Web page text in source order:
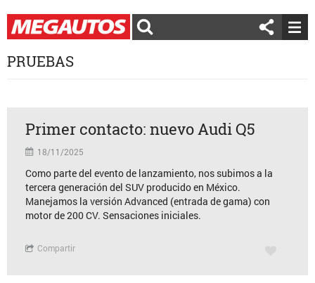
PRUEBAS
Primer contacto: nuevo Audi Q5
18/11/2025
Como parte del evento de lanzamiento, nos subimos a la
tercera generación del SUV producido en México.
Manejamos la versión Advanced (entrada de gama) con
motor de 200 CV. Sensaciones iniciales.
Compartir